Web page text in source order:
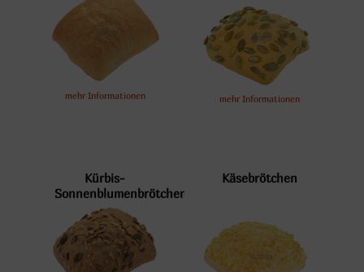
mehr Informationen
mehr Informationen mehr Informationen
Kürbis-
Sonnenblumenbrötchen
Käsebrötchen